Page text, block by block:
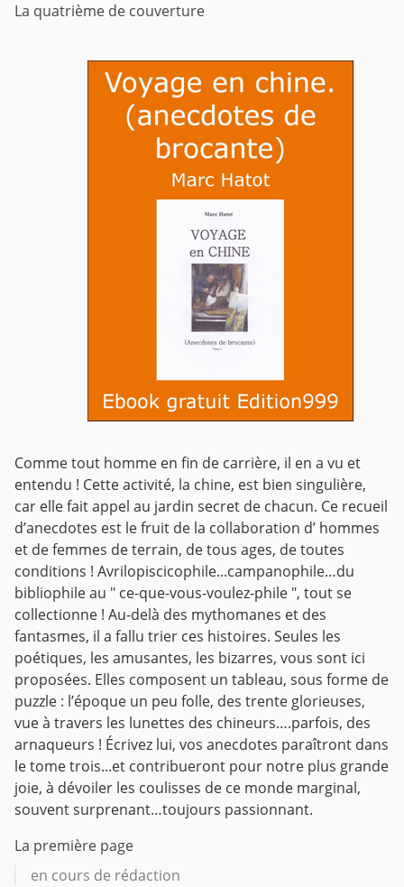
La quatrième de couverture
Comme tout homme en fin de carrière, il en a vu et
entendu ! Cette activité, la chine, est bien singulière,
car elle fait appel au jardin secret de chacun. Ce recueil
d’anecdotes est le fruit de la collaboration d’ hommes
et de femmes de terrain, de tous ages, de toutes
conditions ! Avrilopiscicophile...campanophile…du
bibliophile au " ce-que-vous-voulez-phile ", tout se
collectionne ! Au-delà des mythomanes et des
fantasmes, il a fallu trier ces histoires. Seules les
poétiques, les amusantes, les bizarres, vous sont ici
proposées. Elles composent un tableau, sous forme de
puzzle : l’époque un peu folle, des trente glorieuses,
vue à travers les lunettes des chineurs….parfois, des
arnaqueurs ! Écrivez lui, vos anecdotes paraîtront dans
le tome trois...et contribueront pour notre plus grande
joie, à dévoiler les coulisses de ce monde marginal,
souvent surprenant…toujours passionnant.
La première page
en cours de rédaction